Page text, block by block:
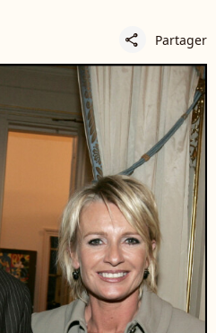
share Partager